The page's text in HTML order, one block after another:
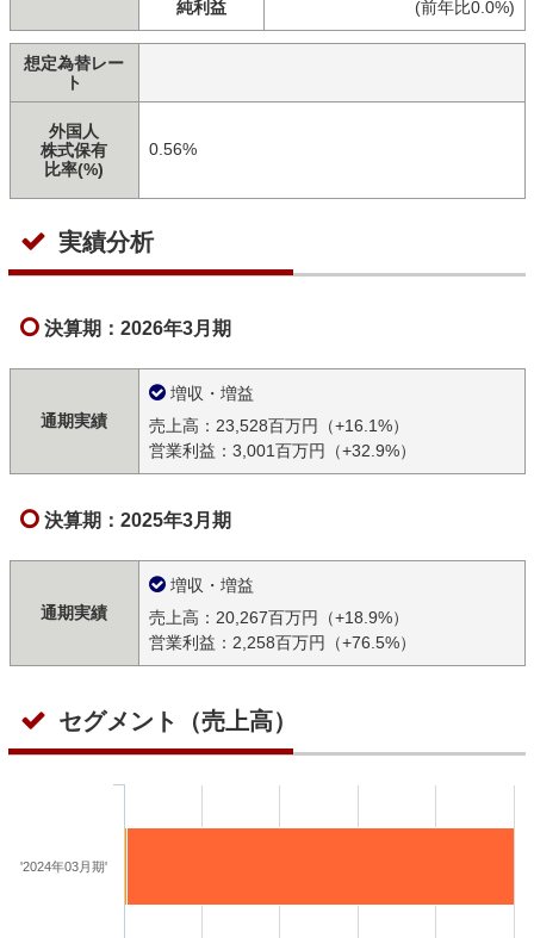
純利益 (前年比0.0%)
想定為替レー
ト
外国人
株式保有
比率(%)
0.56%
実績分析
決算期：2026年3月期
通期実績
増収・増益
売上高：23,528百万円（+16.1%）
営業利益：3,001百万円（+32.9%）
決算期：2025年3月期
通期実績
増収・増益
売上高：20,267百万円（+18.9%）
営業利益：2,258百万円（+76.5%）
セグメント（売上高）
'2024年03月期'